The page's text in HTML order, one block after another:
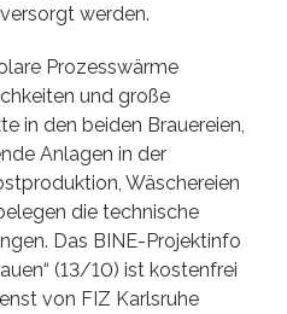
werden.
Prozesswärme
und große
in den beiden Brauereien,
Anlagen in der
Wäschereien
die technische
Das BINE-Projektinfo
(13/10) ist kostenfrei
von FIZ Karlsruhe